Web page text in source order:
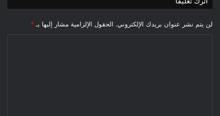
لن يتم نشر عنوان بريدك الإلكتروني. الحقول الإلزامية مشار إليها بـ *